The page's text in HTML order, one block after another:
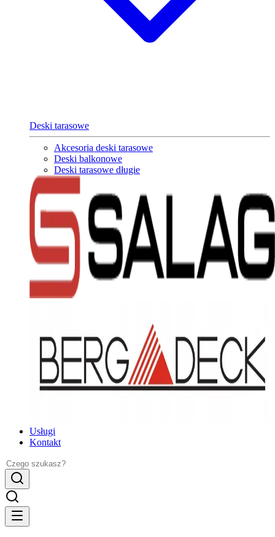
Deski tarasowe
Akcesoria deski tarasowe
Deski balkonowe
Deski tarasowe długie
Usługi
Kontakt